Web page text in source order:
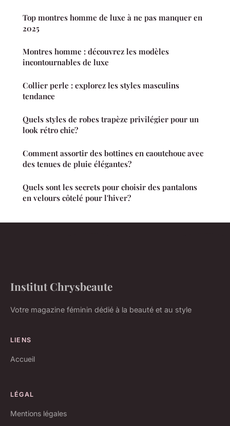
Top montres homme de luxe à ne pas manquer en
2025
Montres homme : découvrez les modèles
incontournables de luxe
Collier perle : explorez les styles masculins
tendance
Quels styles de robes trapèze privilégier pour un
look rétro chic?
Comment assortir des bottines en caoutchouc avec
des tenues de pluie élégantes?
Quels sont les secrets pour choisir des pantalons
en velours côtelé pour l'hiver?
Institut Chrysbeaute
Votre magazine féminin dédié à la beauté et au style
LIENS
Accueil
LÉGAL
Mentions légales